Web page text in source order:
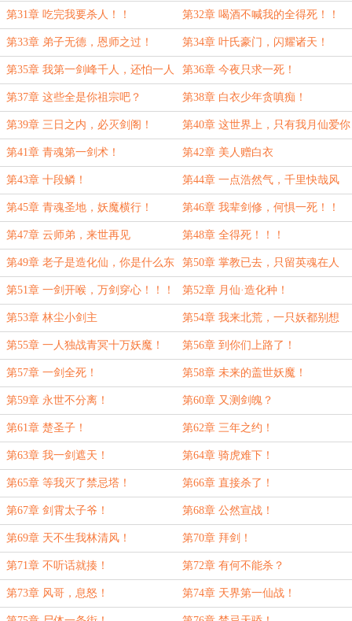
第31章 吃完我要杀人！！ 第32章 喝酒不喊我的全得死！！
第33章 弟子无德，恩师之过！ 第34章 叶氏豪门，闪耀诸天！
第35章 我第一剑峰千人，还怕一人
一剑？
第36章 今夜只求一死！
第37章 这些全是你祖宗吧？ 第38章 白衣少年贪嗔痴！
第39章 三日之内，必灭剑阁！ 第40章 这世界上，只有我月仙爱你
第41章 青魂第一剑术！ 第42章 美人赠白衣
第43章 十段鳞！ 第44章 一点浩然气，千里快哉风
第45章 青魂圣地，妖魔横行！ 第46章 我辈剑修，何惧一死！！
第47章 云师弟，来世再见 第48章 全得死！！！
第49章 老子是造化仙，你是什么东
西！
第50章 掌教已去，只留英魂在人
间！
第51章 一剑开喉，万剑穿心！！！ 第52章 月仙·造化种！
第53章 林尘小剑主 第54章 我来北荒，一只妖都别想
活！
第55章 一人独战青冥十万妖魔！ 第56章 到你们上路了！
第57章 一剑全死！ 第58章 未来的盖世妖魔！
第59章 永世不分离！ 第60章 又测剑魄？
第61章 楚圣子！ 第62章 三年之约！
第63章 我一剑遮天！ 第64章 骑虎难下！
第65章 等我灭了禁忌塔！ 第66章 直接杀了！
第67章 剑霄太子爷！ 第68章 公然宣战！
第69章 天不生我林清风！ 第70章 拜剑！
第71章 不听话就揍！ 第72章 有何不能杀？
第73章 风哥，息怒！ 第74章 天界第一仙战！